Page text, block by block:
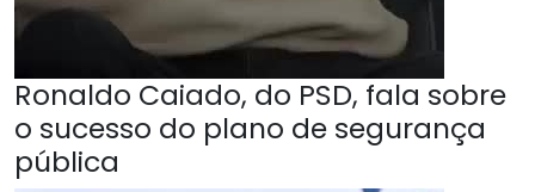
Ronaldo Caiado, do PSD, fala sobre
o sucesso do plano de segurança
pública